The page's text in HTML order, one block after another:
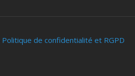
Politique de confidentialité et RGPD